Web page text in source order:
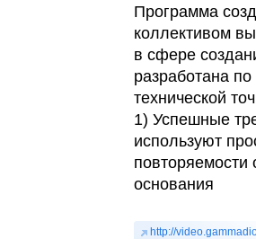
Программа
коллективом
в сфере
разработана
технической
1) Успешные
используют
повторяемости
основания
http://